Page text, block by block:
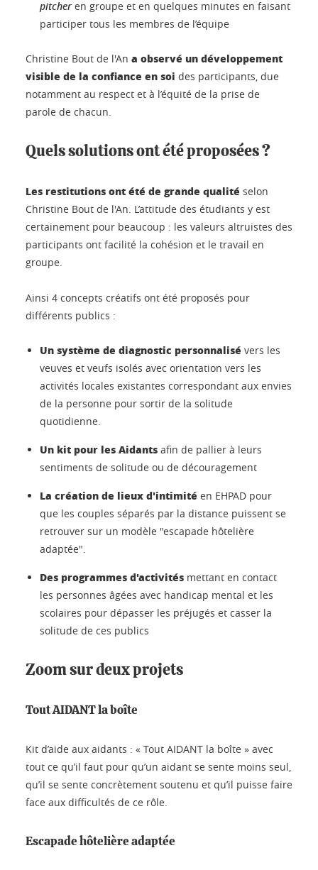
pitcher en groupe et en quelques minutes en faisant
participer tous les membres de l’équipe
Christine Bout de l'An a observé un développement
visible de la confiance en soi des participants, due
notamment au respect et à l’équité de la prise de
parole de chacun.
Quels solutions ont été proposées ?
Les restitutions ont été de grande qualité selon
Christine Bout de l'An. L’attitude des étudiants y est
certainement pour beaucoup : les valeurs altruistes des
participants ont facilité la cohésion et le travail en
groupe.
Ainsi 4 concepts créatifs ont été proposés pour
différents publics :
Un système de diagnostic personnalisé vers les
veuves et veufs isolés avec orientation vers les
activités locales existantes correspondant aux envies
de la personne pour sortir de la solitude
quotidienne.
Un kit pour les Aidants afin de pallier à leurs
sentiments de solitude ou de découragement
La création de lieux d'intimité en EHPAD pour
que les couples séparés par la distance puissent se
retrouver sur un modèle "escapade hôtelière
adaptée".
Des programmes d'activités mettant en contact
les personnes âgées avec handicap mental et les
scolaires pour dépasser les préjugés et casser la
solitude de ces publics
Zoom sur deux projets
Tout AIDANT la boîte
Kit d’aide aux aidants : « Tout AIDANT la boîte » avec
tout ce qu’il faut pour qu’un aidant se sente moins seul,
qu’il se sente concrètement soutenu et qu’il puisse faire
face aux difficultés de ce rôle.
Escapade hôtelière adaptée